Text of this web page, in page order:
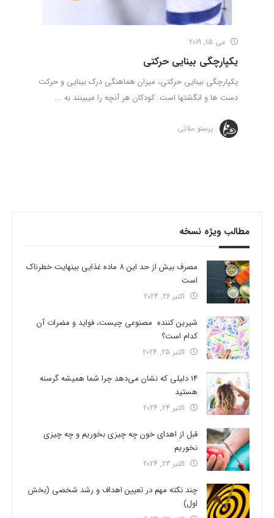
می 15, 2019
یکپارچگی بینایی حرکتی
یکپارچگی بینایی حرکتی، میزان هماهنگی درک بینایی و حرکت
دست ها و انگشتها است. کودکان هر آنچه را میبینند به ...
پرستو ملائی
مطالب ویژه نسخه
مصرف بیش از حد این 8 ماده غذایی بینهایت خطرناک
است
اکتبر 26, 2024
شیرین کننده مصنوعی چیست، فواید و مضرات آن
کدام است؟
اکتبر 25, 2024
14 دلیلی که نشان می‌دهد چرا شما همیشه گرسنه
هستید
اکتبر 24, 2024
قبل از اهدای خون چه چیزی بخوریم و چه چیزی
نخوریم
اکتبر 23, 2024
چند نکته مهم در تعیین اهداف و رشد شخصی (بخش
اول)